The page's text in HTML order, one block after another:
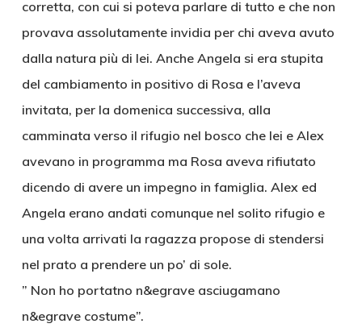
corretta, con cui si poteva parlare di tutto e che non
provava assolutamente invidia per chi aveva avuto
dalla natura più di lei. Anche Angela si era stupita
del cambiamento in positivo di Rosa e l’aveva
invitata, per la domenica successiva, alla
camminata verso il rifugio nel bosco che lei e Alex
avevano in programma ma Rosa aveva rifiutato
dicendo di avere un impegno in famiglia. Alex ed
Angela erano andati comunque nel solito rifugio e
una volta arrivati la ragazza propose di stendersi
nel prato a prendere un po’ di sole.
” Non ho portatno n&egrave asciugamano
n&egrave costume”.